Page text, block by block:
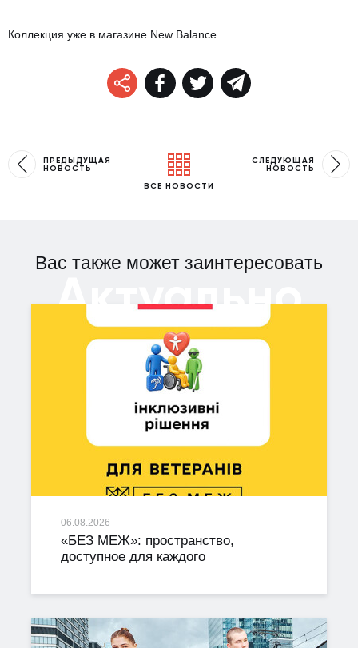
Коллекция уже в магазине New Balance
ПРЕДЫДУЩАЯ
НОВОСТЬ
ВСЕ НОВОСТИ
СЛЕДУЮЩАЯ
НОВОСТЬ
Вас также может заинтересовать
Актуально
06.08.2026
«БЕЗ МЕЖ»: пространство,
доступное для каждого